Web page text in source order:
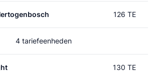
126 TE
4 tariefeenheden
130 TE